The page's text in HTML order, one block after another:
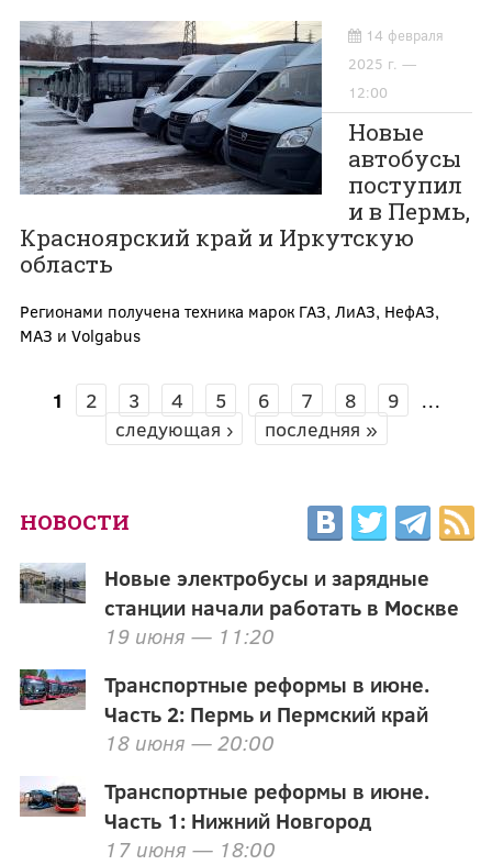
14 февраля
2025 г. —
12:00
Новые
автобусы
поступил
и в Пермь,
Красноярский край и Иркутскую
область
Регионами получена техника марок ГАЗ, ЛиАЗ, НефАЗ,
МАЗ и Volgabus
СТРАНИЦЫ
1 2 3 4 5 6 7 8 9
…
следующая ›
последняя »
НОВОСТИ
Новые электробусы и зарядные
станции начали работать в Москве
19 июня — 11:20
Транспортные реформы в июне.
Часть 2: Пермь и Пермский край
18 июня — 20:00
Транспортные реформы в июне.
Часть 1: Нижний Новгород
17 июня — 18:00